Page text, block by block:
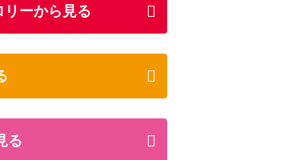
リーから見る
る